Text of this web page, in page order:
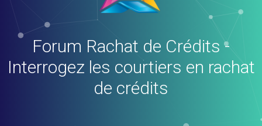
Forum Rachat de Crédits -
Interrogez les courtiers en rachat
de crédits